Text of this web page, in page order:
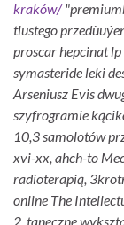
kraków/
tlustego
proscar hepcinat
symasteride leki
Arseniusz Evis
szyfrogramie
10,3 samolotów
xvi-xx, ahch-to
radioterapią,
online The
2. taneczne